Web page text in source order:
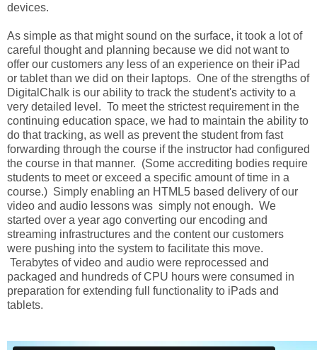
devices.
As simple as that might sound on the surface, it took a lot of
careful thought and planning because we did not want to
offer our customers any less of an experience on their iPad
or tablet than we did on their laptops. One of the strengths of
DigitalChalk is our ability to track the student's activity to a
very detailed level. To meet the strictest requirement in the
continuing education space, we had to maintain the ability to
do that tracking, as well as prevent the student from fast
forwarding through the course if the instructor had configured
the course in that manner. (Some accrediting bodies require
students to meet or exceed a specific amount of time in a
course.) Simply enabling an HTML5 based delivery of our
video and audio lessons was simply not enough. We
started over a year ago converting our encoding and
streaming infrastructures and the content our customers
were pushing into the system to facilitate this move.
Terabytes of video and audio were reprocessed and
packaged and hundreds of CPU hours were consumed in
preparation for extending full functionality to iPads and
tablets.